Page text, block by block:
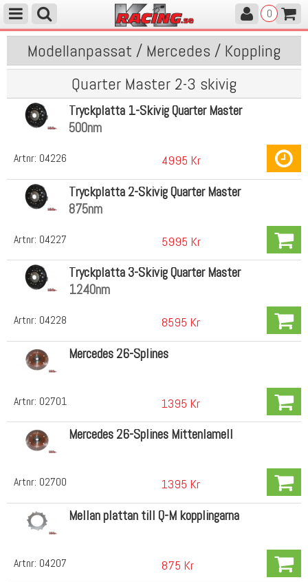
0
Modellanpassat / Mercedes / Koppling
Quarter Master 2-3 skivig
Artnr: 04226
Tryckplatta 1-Skivig Quarter Master
500nm
4995 Kr
Artnr: 04227
Tryckplatta 2-Skivig Quarter Master
875nm
5995 Kr
Artnr: 04228
Tryckplatta 3-Skivig Quarter Master
1240nm
8595 Kr
Artnr: 02701
Mercedes 26-Splines
1395 Kr
Artnr: 02700
Mercedes 26-Splines Mittenlamell
1395 Kr
Artnr: 04207
Mellan plattan till Q-M kopplingarna
875 Kr